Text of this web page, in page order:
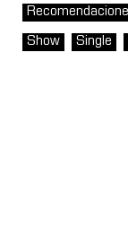
Show Single